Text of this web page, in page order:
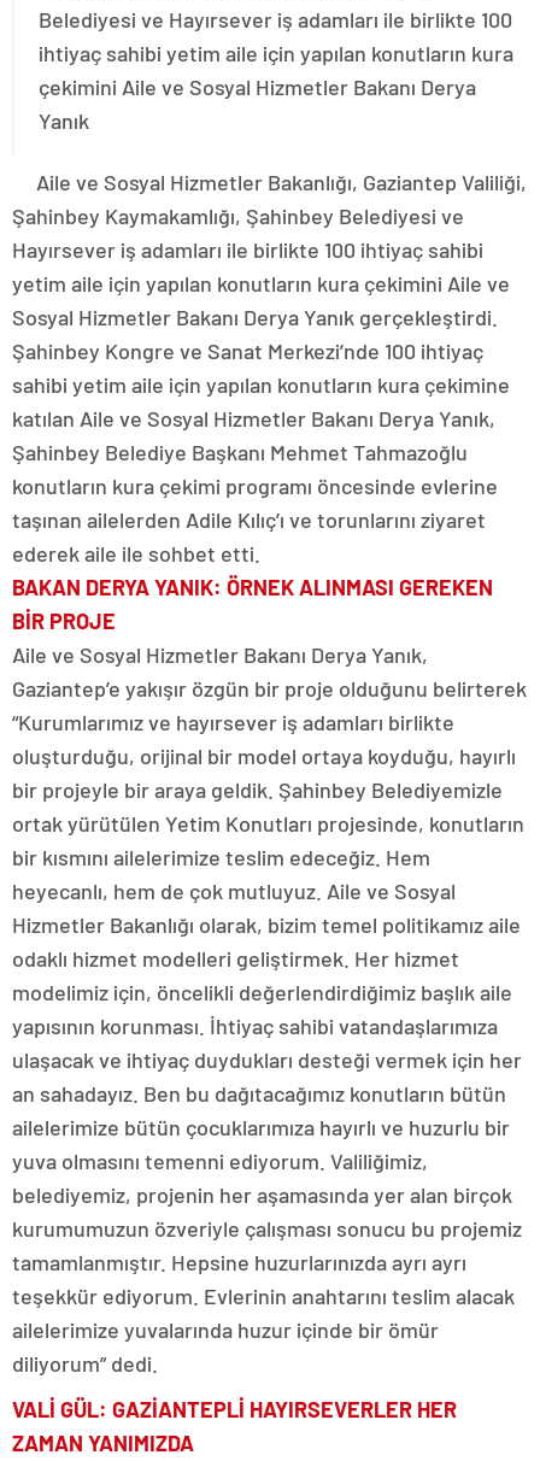
Belediyesi ve Hayırsever iş adamları ile birlikte 100
ihtiyaç sahibi yetim aile için yapılan konutların kura
çekimini Aile ve Sosyal Hizmetler Bakanı Derya
Yanık
Aile ve Sosyal Hizmetler Bakanlığı, Gaziantep Valiliği,
Şahinbey Kaymakamlığı, Şahinbey Belediyesi ve
Hayırsever iş adamları ile birlikte 100 ihtiyaç sahibi
yetim aile için yapılan konutların kura çekimini Aile ve
Sosyal Hizmetler Bakanı Derya Yanık gerçekleştirdi.
Şahinbey Kongre ve Sanat Merkezi’nde 100 ihtiyaç
sahibi yetim aile için yapılan konutların kura çekimine
katılan Aile ve Sosyal Hizmetler Bakanı Derya Yanık,
Şahinbey Belediye Başkanı Mehmet Tahmazoğlu
konutların kura çekimi programı öncesinde evlerine
taşınan ailelerden Adile Kılıç’ı ve torunlarını ziyaret
ederek aile ile sohbet etti.
BAKAN DERYA YANIK: ÖRNEK ALINMASI GEREKEN
BİR PROJE
Aile ve Sosyal Hizmetler Bakanı Derya Yanık,
Gaziantep’e yakışır özgün bir proje olduğunu belirterek
“Kurumlarımız ve hayırsever iş adamları birlikte
oluşturduğu, orijinal bir model ortaya koyduğu, hayırlı
bir projeyle bir araya geldik. Şahinbey Belediyemizle
ortak yürütülen Yetim Konutları projesinde, konutların
bir kısmını ailelerimize teslim edeceğiz. Hem
heyecanlı, hem de çok mutluyuz. Aile ve Sosyal
Hizmetler Bakanlığı olarak, bizim temel politikamız aile
odaklı hizmet modelleri geliştirmek. Her hizmet
modelimiz için, öncelikli değerlendirdiğimiz başlık aile
yapısının korunması. İhtiyaç sahibi vatandaşlarımıza
ulaşacak ve ihtiyaç duydukları desteği vermek için her
an sahadayız. Ben bu dağıtacağımız konutların bütün
ailelerimize bütün çocuklarımıza hayırlı ve huzurlu bir
yuva olmasını temenni ediyorum. Valiliğimiz,
belediyemiz, projenin her aşamasında yer alan birçok
kurumumuzun özveriyle çalışması sonucu bu projemiz
tamamlanmıştır. Hepsine huzurlarınızda ayrı ayrı
teşekkür ediyorum. Evlerinin anahtarını teslim alacak
ailelerimize yuvalarında huzur içinde bir ömür
diliyorum” dedi.
VALİ GÜL: GAZİANTEPLİ HAYIRSEVERLER HER
ZAMAN YANIMIZDA